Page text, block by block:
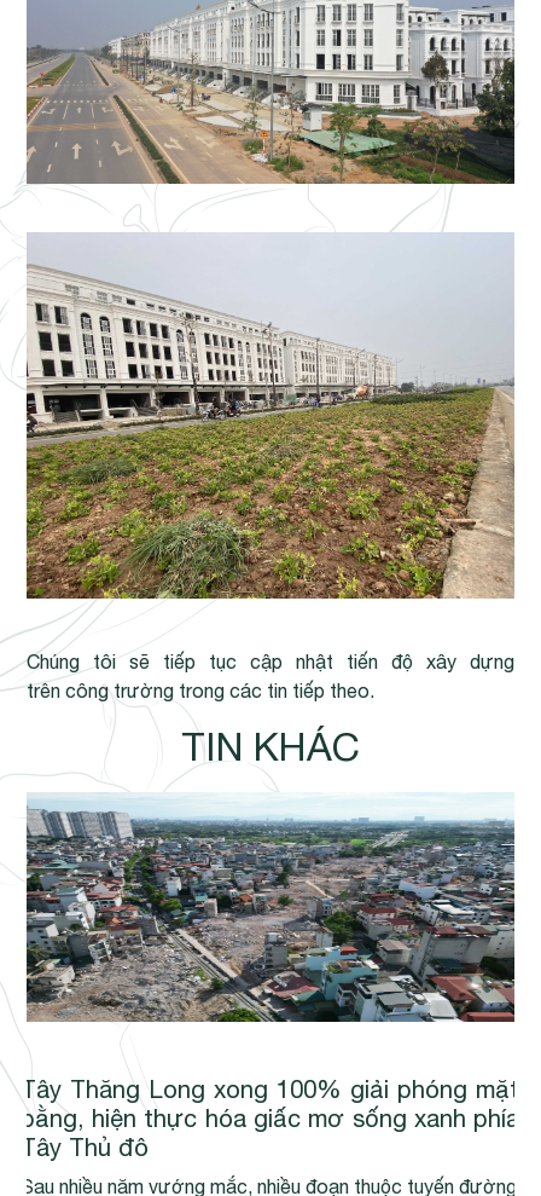
Chúng tôi sẽ tiếp tục cập nhật tiến độ xây dựng
trên công trường trong các tin tiếp theo.
TIN KHÁC
Tây Thăng Long xong 100% giải phóng mặt
bằng, hiện thực hóa giấc mơ sống xanh phía
Tây Thủ đô
Sau nhiều năm vướng mắc, nhiều đoạn thuộc tuyến đường